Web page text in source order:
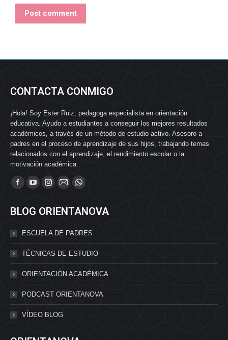
Post comment
CONTACTA CONMIGO
¡Hola! Soy Ester Ruiz, pedagoga especialista en orientación
educativa. Ayudo a estudiantes a conseguir los mejores resultados
académicos, a través de un método de estudio activo. Asesoro a
padres en el proceso de aprendizaje de sus hijos, trabajando temas
relacionados con el aprendizaje, el rendimiento escolar o la
motivación académica.
Find us on:
BLOG ORIENTANOVA
ESCUELA DE PADRES
TÉCNICAS DE ESTUDIO
ORIENTACIÓN ACADÉMICA
PODCAST ORIENTANOVA
VÍDEO BLOG